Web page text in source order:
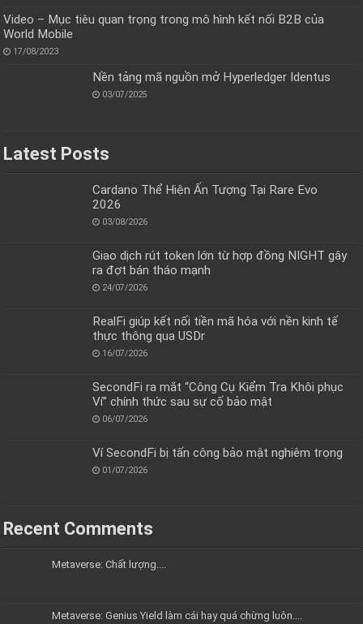
Video – Mục tiêu quan trọng trong mô hình kết nối B2B của
World Mobile
17/08/2023
Nền tảng mã nguồn mở Hyperledger Identus
03/07/2025
Latest Posts
Cardano Thể Hiện Ấn Tượng Tại Rare Evo
2026
03/08/2026
Giao dịch rút token lớn từ hợp đồng NIGHT gây
ra đợt bán tháo mạnh
24/07/2026
RealFi giúp kết nối tiền mã hóa với nền kinh tế
thực thông qua USDr
16/07/2026
SecondFi ra mắt “Công Cụ Kiểm Tra Khôi phục
Ví” chính thức sau sự cố bảo mật
06/07/2026
Ví SecondFi bị tấn công bảo mật nghiêm trọng
01/07/2026
Recent Comments
Metaverse: Chất lượng....
Metaverse: Genius Yield làm cái hay quá chừng luôn....